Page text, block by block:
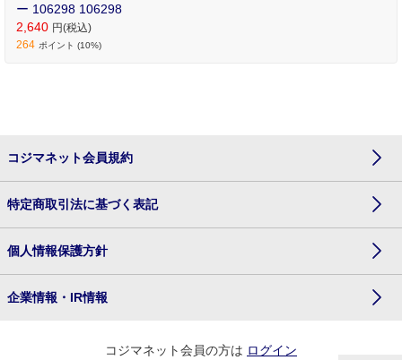
ー 106298 106298
2,640 円(税込)
264 ポイント (10%)
コジマネット会員規約
特定商取引法に基づく表記
個人情報保護方針
企業情報・IR情報
コジマネット会員の方は ログイン